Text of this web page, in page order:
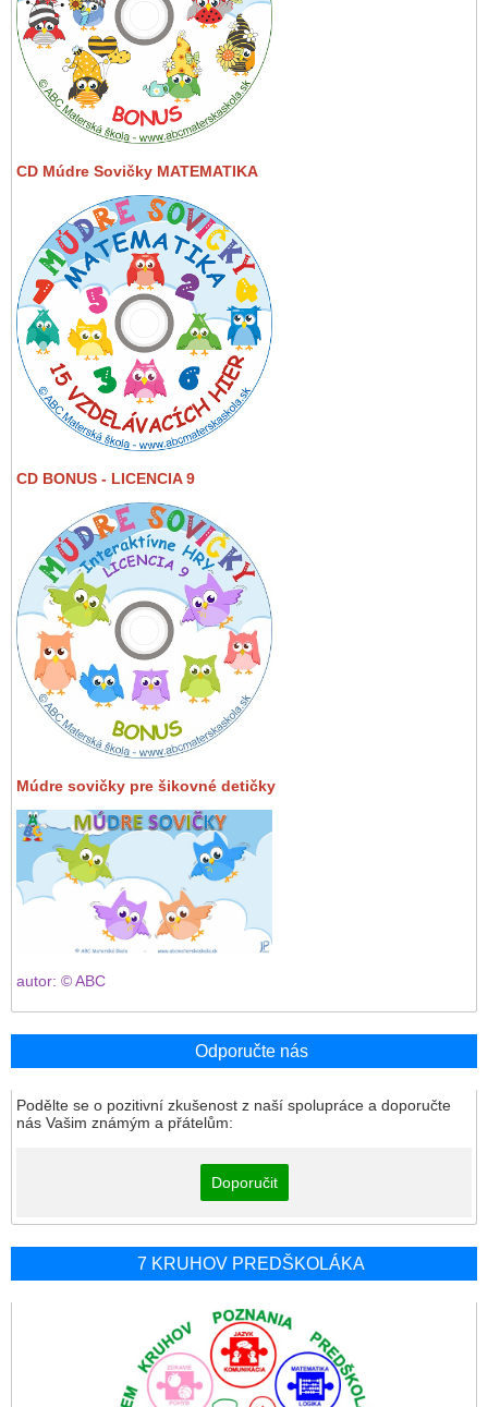
CD Múdre Sovičky MATEMATIKA
CD BONUS - LICENCIA 9
Múdre sovičky pre šikovné detičky
autor: © ABC
Odporučte nás
Podělte se o pozitivní zkušenost z naší spolupráce a doporučte
nás Vašim známým a přátelům:
Doporučit
7 KRUHOV PREDŠKOLÁKA